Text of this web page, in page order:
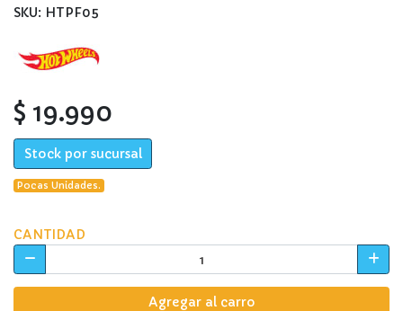
SKU: HTPF05
$ 19.990
Stock por sucursal
Pocas Unidades.
CANTIDAD
Agregar al carro